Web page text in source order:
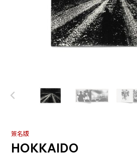
簽名版
HOKKAIDO